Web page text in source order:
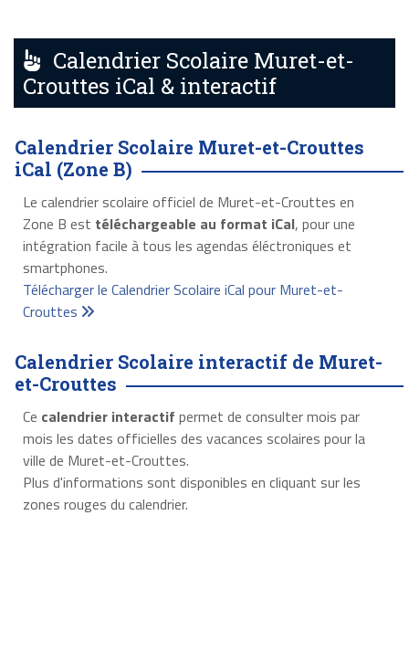
Calendrier Scolaire Muret-et-
Crouttes iCal & interactif
Calendrier Scolaire Muret-et-Crouttes
iCal (Zone B)
Le calendrier scolaire officiel de Muret-et-Crouttes en
Zone B est téléchargeable au format iCal, pour une
intégration facile à tous les agendas éléctroniques et
smartphones.
Télécharger le Calendrier Scolaire iCal pour Muret-et-
Crouttes
Calendrier Scolaire interactif de Muret-
et-Crouttes
Ce calendrier interactif permet de consulter mois par
mois les dates officielles des vacances scolaires pour la
ville de Muret-et-Crouttes.
Plus d'informations sont disponibles en cliquant sur les
zones rouges du calendrier.